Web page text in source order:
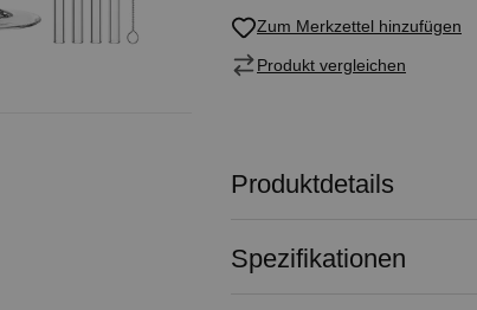
Zum Merkzettel hinzufügen
Produkt vergleichen
Produktdetails
Spezifikationen